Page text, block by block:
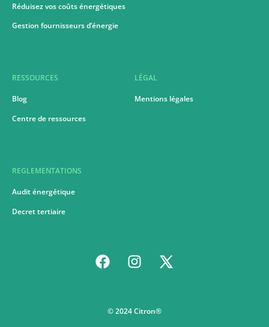
Réduisez vos coûts énergétiques
Gestion fournisseurs d’énergie
RESSOURCES
Blog
Centre de ressources
REGLEMENTATIONS
Audit énergétique
Decret tertiaire
LÉGAL
Mentions légales
© 2024 Citron®